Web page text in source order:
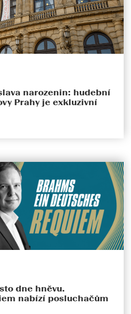
narozenin: hudební
Prahy je exkluzivní
dne hněvu.
nabízí posluchačům